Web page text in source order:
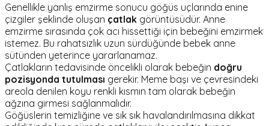
Genellikle yanlış emzirme sonucu göğüs uçlarında enine
çizgiler şeklinde oluşan çatlak görüntüsüdür. Anne
emzirme sırasında çok acı hissettiği için bebeğini emzirmek
istemez. Bu rahatsızlık uzun sürdüğünde bebek anne
sütünden yeterince yararlanamaz.
Çatlakların tedavisinde öncelikli olarak bebeğin doğru
pozisyonda tutulması gerekir. Meme başı ve çevresindeki
areola denilen koyu renkli kısmın tam olarak bebeğin
ağzına girmesi sağlanmalıdır.
Göğüslerin temizliğine ve sık sık havalandırılmasına dikkat